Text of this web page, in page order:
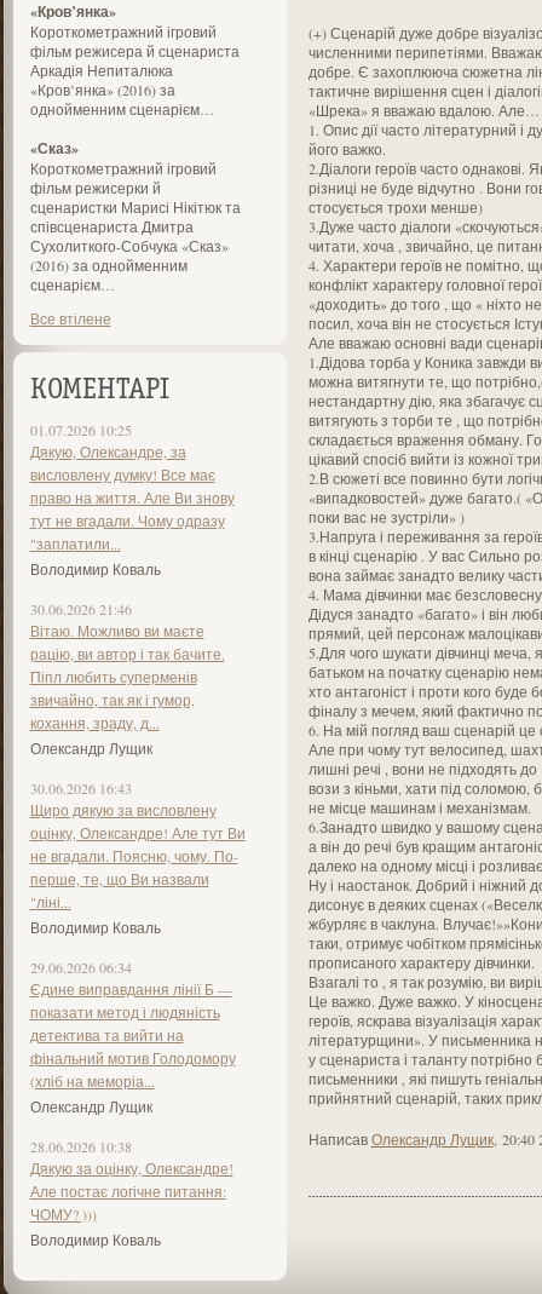
«Кров’янка»
Короткометражний ігровий
фільм режисера й сценариста
Аркадія Непиталюка
«Кров’янка» (2016) за
однойменним сценарієм…
«Сказ»
Короткометражний ігровий
фільм режисерки й
сценаристки Марисі Нікітюк та
співсценариста Дмитра
Сухолиткого-Собчука «Сказ»
(2016) за однойменним
сценарієм…
Все втілене
КОМЕНТАРІ
01.07.2026 10:25
Дякую, Олександре, за
висловлену думку! Все має
право на життя. Але Ви знову
тут не вгадали. Чому одразу
"заплатили...
Володимир Коваль
30.06.2026 21:46
Вітаю. Можливо ви маєте
рацію, ви автор і так бачите.
Піпл любить суперменів
звичайно, так як і гумор,
кохання, зраду, д...
Олександр Лущик
30.06.2026 16:43
Щиро дякую за висловлену
оцінку, Олександре! Але тут Ви
не вгадали. Поясню, чому. По-
перше, те, що Ви назвали
"ліні...
Володимир Коваль
29.06.2026 06:34
Єдине виправдання лінії Б —
показати метод і людяність
детектива та вийти на
фінальний мотив Голодомору
(хліб на меморіа...
Олександр Лущик
28.06.2026 10:38
Дякую за оцінку, Олександре!
Але постає логічне питання:
ЧОМУ? )))
Володимир Коваль
(+) Сценарій дуже добре
численними перипетіями. Вважаю
добре. Є захоплююча сюжетна
тактичне вирішення сцен і
«Шрека» я вважаю вдалою. Але…
1. Опис дії часто літературний
його важко.
2.Діалоги героїв часто
різниці не буде відчутно . Вони
стосується трохи менше)
3.Дуже часто діалоги
читати, хоча , звичайно, це
4. Характери героїв не помітно,
конфлікт характеру головної
«доходить» до того , що « ніхто
посил, хоча він не стосується
Але вважаю основні вади
1.Дідова торба у Коника завжди
можна витягнути те, що
нестандартну дію, яка збагачує
витягують з торби те , що
складається враження обману.
цікавий спосіб вийти із кожної
2.В сюжеті все повинно бути
«випадковостей» дуже багато.(
поки вас не зустріли» )
3.Напруга і переживання за
в кінці сценарію . У вас Сильно
вона займає занадто велику
4. Мама дівчинки має
Дідуся занадто «багато» і він
прямий, цей персонаж
5.Для чого шукати дівчинці
батьком на початку сценарію
хто антагоніст і проти кого
фіналу з мечем, який фактично
6. На мій погляд ваш сценарій
Але при чому тут велосипед,
лишні речі , вони не підходять
вози з кіньми, хати під соломою,
не місце машинам і механізмам.
6.Занадто швидко у вашому
а він до речі був кращим
далеко на одному місці і
Ну і наостанок. Добрий і ніжний
дисонує в деяких сценах
жбурляє в чаклуна.
таки, отримує чобітком
прописаного характеру дівчинки.
Взагалі то , я так розумію, ви
Це важко. Дуже важко. У
героїв, яскрава візуалізація
літературщини». У письменника
у сценариста і таланту
письменники , які пишуть
прийнятний сценарій, таких
НаписавОлександр Лущик, 20:40